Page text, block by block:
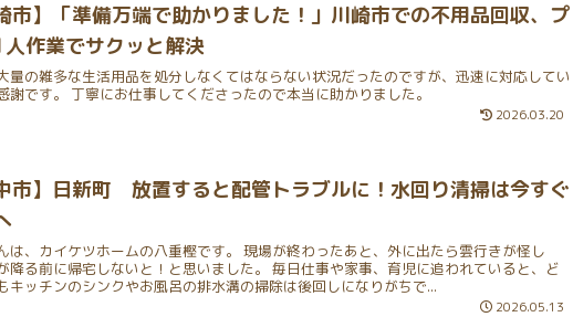
市】「準備万端で助かりました！」川崎市での不用品回収、プ
作業でサクッと解決
量の雑多な生活用品を処分しなくてはならない状況だったのですが、迅速に対応してい
謝です。 丁寧にお仕事してくださったので本当に助かりました。
2026.03.20
市】日新町 放置すると配管トラブルに！水回り清掃は今すぐ
は、カイケツホームの八重樫です。 現場が終わったあと、外に出たら雲行きが怪し
降る前に帰宅しないと！と思いました。 毎日仕事や家事、育児に追われていると、ど
キッチンのシンクやお風呂の排水溝の掃除は後回しになりがちで...
2026.05.13